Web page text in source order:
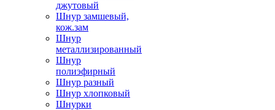
джутовый
Шнур замшевый,
кож.зам
Шнур
металлизированный
Шнур
полиэфирный
Шнур разный
Шнур хлопковый
Шнурки